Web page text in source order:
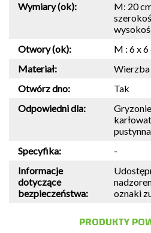
Wymiary (ok):
M: 20
Otwory (ok):
M : 6 x 6
Materiał:
Wierzba
Otwórz dno:
Tak
Odpowiedni dla:
Specyfika:
-
Informacje
dotyczące
bezpieczeństwa:
oznaki
PRODUKTY